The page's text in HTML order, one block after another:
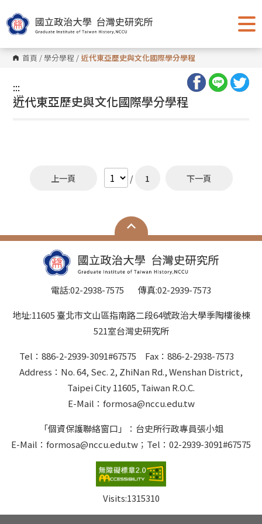
到
主
要
內
容
區 首頁 /學分學程 / 近代東亞歷史與文化國際學分學程
:::
:::
近代東亞歷史與文化國際學分學程
上一頁 / 1 下一頁
電話:02-2938-7575 傳真:02-2939-7573
地址:11605 臺北市文山區指南路二段64號政治大學季陶樓後棟
521室台灣史研究所
Tel：886-2-2939-3091#67575 Fax：886-2-2938-7573
Address：No. 64, Sec. 2, ZhiNan Rd., Wenshan District,
Taipei City 11605, Taiwan R.O.C.
E-Mail：formosa@nccu.edu.tw
「個資保護聯絡窗口」：台史所行政專員張小姐
E-Mail：formosa@nccu.edu.tw；Tel：02-2939-3091#67575
Visits:1315310